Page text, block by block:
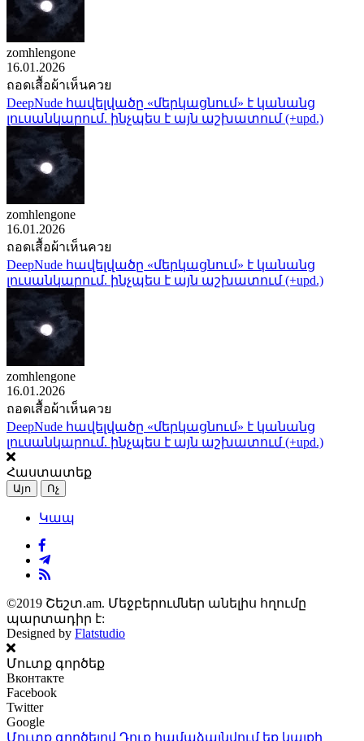
zomhlengone
16.01.2026
ถอดเสื้อผ้าเห็นควย
DeepNude հավելվածը «մերկացնում» է կանանց
լուսանկարում. ինչպես է այն աշխատում (+upd.)
zomhlengone
16.01.2026
ถอดเสื้อผ้าเห็นควย
DeepNude հավելվածը «մերկացնում» է կանանց
լուսանկարում. ինչպես է այն աշխատում (+upd.)
zomhlengone
16.01.2026
ถอดเสื้อผ้าเห็นควย
DeepNude հավելվածը «մերկացնում» է կանանց
լուսանկարում. ինչպես է այն աշխատում (+upd.)
Հաստատեք
Այո Ոչ
Կապ
©2019 Շեշտ.am. Մեջբերումներ անելիս հղումը
պարտադիր է:
Designed by Flatstudio
Մուտք գործեք
Вконтакте
Facebook
Twitter
Google
Մուտք գործելով Դուք համաձայնվում եք կայքի